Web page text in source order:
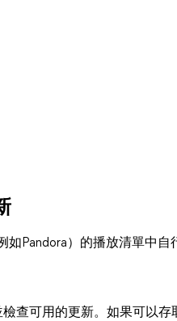
如Pandora）的播放清單中
查可用的更新。如果可以存